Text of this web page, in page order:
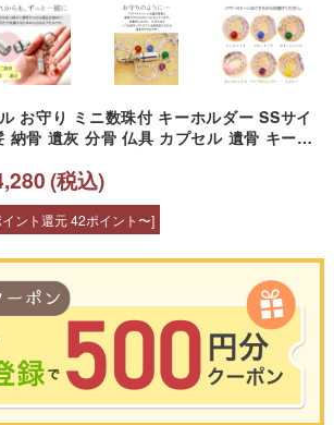
お守り ミニ数珠付 キーホルダー SSサイ
納骨 遺灰 分骨 仏具 カプセル 遺骨 キーホ
天使ママ new
(税込)
ント還元 42ポイント〜]